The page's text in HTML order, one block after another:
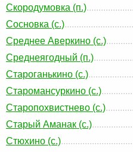
Скородумовка (п.)
Сосновка (с.)
Среднее Аверкино (с.)
Среднеягодный (п.)
Староганькино (с.)
Старомансуркино (с.)
Старопохвистнево (с.)
Старый Аманак (с.)
Стюхино (с.)